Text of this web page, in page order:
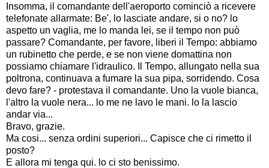
Insomma, il comandante dell'aeroporto cominciò a ricevere
telefonate allarmate: Be', lo lasciate andare, si o no? lo
aspetto un vaglia, me lo manda lei, se il tempo non può
passare? Comandante, per favore, liberi il Tempo: abbiamo
un rubinetto che perde, e se non viene domattina non
possiamo chiamare l'idraulico. Il Tempo, allungato nella sua
poltrona, continuava a fumare la sua pipa, sorridendo. Cosa
devo fare? - protestava il comandante. Uno la vuole bianca,
l'altro la vuole nera... lo me ne lavo le mani. lo la lascio
andar via...
Bravo, grazie.
Ma cosi... senza ordini superiori... Capisce che ci rimetto il
posto?
E allora mi tenga qui. lo ci sto benissimo.